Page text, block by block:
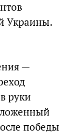
Украины.
—
руки
победы